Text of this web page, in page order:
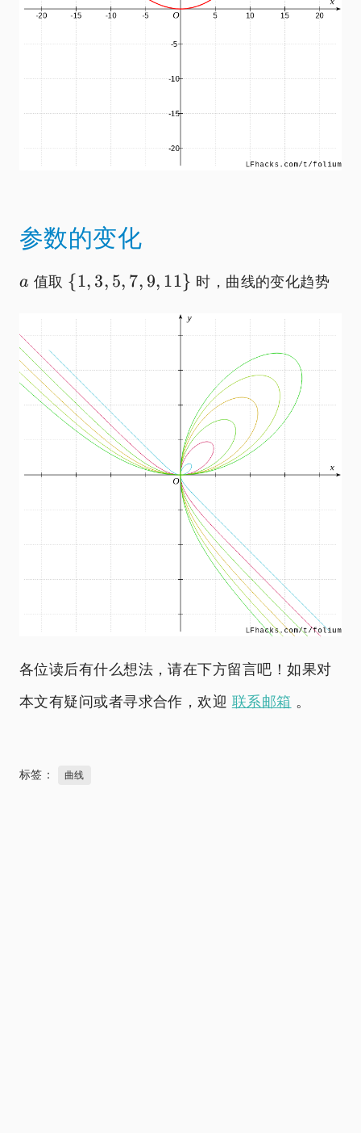
参数的变化
a
a 值取 \
{1,3,5,7,9,11\}
{1, 3, 5, 7, 9, 11} 时，曲线的变化趋势
各位读后有什么想法，请在下方留言吧！如果对
本文有疑问或者寻求合作，欢迎 联系邮箱 。
标签： 曲线